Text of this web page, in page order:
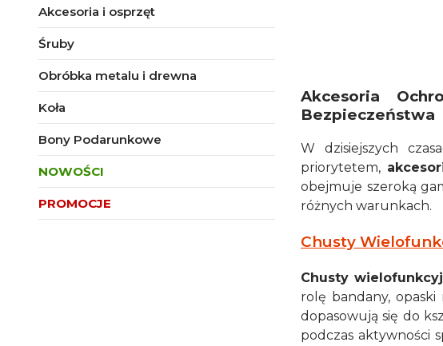
Akcesoria i osprzęt
Śruby
Obróbka metalu i drewna
Koła
Bony Podarunkowe
NOWOŚCI
PROMOCJE
Akcesoria
Bezpieczeństwa
W dzisiejszych
priorytetem,
obejmuje szeroką
różnych warunkach.
Chusty
Chusty
rolę bandany, opaski
dopasowują się do
podczas aktywności